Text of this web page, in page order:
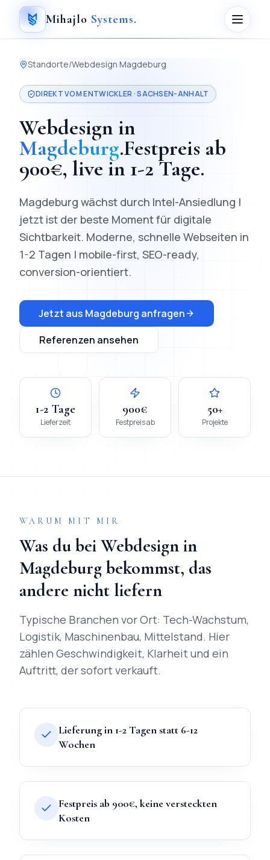
Mihajlo Systems.
Standorte/Webdesign Magdeburg
DIREKT VOM ENTWICKLER ·SACHSEN-ANHALT
Webdesign in
Magdeburg.Festpreis ab
900€, live in 1-2 Tage.
Magdeburg wächst durch Intel-Ansiedlung |
jetzt ist der beste Moment für digitale
Sichtbarkeit. Moderne, schnelle Webseiten in
1-2 Tagen | mobile-first, SEO-ready,
conversion-orientiert.
Jetzt aus Magdeburg anfragen
Referenzen ansehen
1-2 Tage
Lieferzeit
900€
Festpreis ab
50+
Projekte
WARUM MIT MIR
Was du beiWebdesignin
Magdeburgbekommst, das
andere nicht liefern
Typische Branchen vor Ort: Tech-Wachstum,
Logistik, Maschinenbau, Mittelstand. Hier
zählen Geschwindigkeit, Klarheit und ein
Auftritt, der sofort verkauft.
Lieferung in 1-2 Tagen statt 6-12
Wochen
Festpreis ab 900€, keine versteckten
Kosten